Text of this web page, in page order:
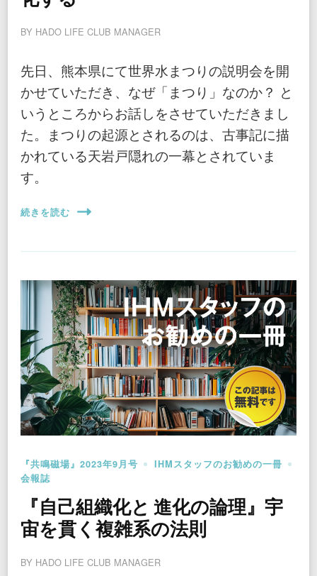
BY HADO LIFE CLUB MANAGER
先日、熊本県にて世界水まつりの説明会を開
かせていただき、なぜ「まつり」なのか？ と
いうところからお話しをさせていただきまし
た。まつりの起源とされるのは、古事記に描
かれている天岩戸隠れの一幕とされていま
す。
続きを読む
『共鳴磁場』2023年9月号
IHMスタッフのお勧めの一冊
会報誌
『自己組織化と 進化の論理』宇
宙を貫く複雑系の法則
BY HADO LIFE CLUB MANAGER